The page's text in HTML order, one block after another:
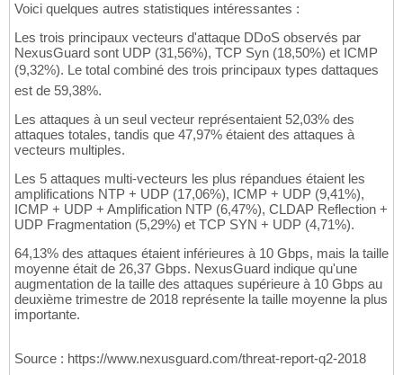
Voici quelques autres statistiques intéressantes :
Les trois principaux vecteurs d'attaque DDoS observés par
NexusGuard sont UDP (31,56%), TCP Syn (18,50%) et ICMP
(9,32%). Le total combiné des trois principaux types dattaques
est de 59,38%.
Les attaques à un seul vecteur représentaient 52,03% des
attaques totales, tandis que 47,97% étaient des attaques à
vecteurs multiples.
Les 5 attaques multi-vecteurs les plus répandues étaient les
amplifications NTP + UDP (17,06%), ICMP + UDP (9,41%),
ICMP + UDP + Amplification NTP (6,47%), CLDAP Reflection +
UDP Fragmentation (5,29%) et TCP SYN + UDP (4,71%).
64,13% des attaques étaient inférieures à 10 Gbps, mais la taille
moyenne était de 26,37 Gbps. NexusGuard indique qu'une
augmentation de la taille des attaques supérieure à 10 Gbps au
deuxième trimestre de 2018 représente la taille moyenne la plus
importante.
Source : https://www.nexusguard.com/threat-report-q2-2018